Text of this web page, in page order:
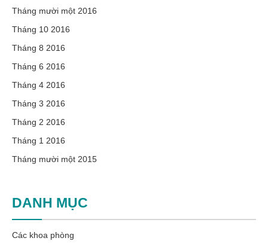
Tháng mười một 2016
Tháng 10 2016
Tháng 8 2016
Tháng 6 2016
Tháng 4 2016
Tháng 3 2016
Tháng 2 2016
Tháng 1 2016
Tháng mười một 2015
DANH MỤC
Các khoa phòng